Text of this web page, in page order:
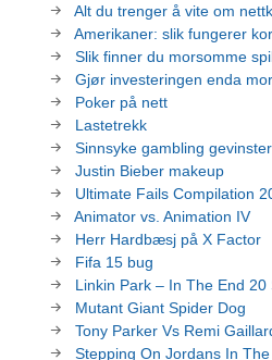
Alt du trenger å vite om
Amerikaner: slik fungerer
Slik finner du morsomme
Gjør investeringen enda
Poker på nett
Lastetrekk
Sinnsyke gambling gevinster
Justin Bieber makeup
Ultimate Fails Compilation
Animator vs. Animation IV
Herr Hardbæsj på X Factor
Fifa 15 bug
Linkin Park – In The End 20
Mutant Giant Spider Dog
Tony Parker Vs Remi
Stepping On Jordans In